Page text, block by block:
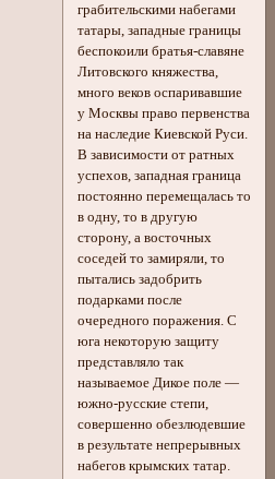
грабительскими набегами
татары, западные границы
беспокоили братья-славяне
Литовского княжества,
много веков оспаривавшие
у Москвы право первенства
на наследие Киевской Руси.
В зависимости от ратных
успехов, западная граница
постоянно перемещалась то
в одну, то в другую
сторону, а восточных
соседей то замиряли, то
пытались задобрить
подарками после
очередного поражения. С
юга некоторую защиту
представляло так
называемое Дикое поле —
южно-русские степи,
совершенно обезлюдевшие
в результате непрерывных
набегов крымских татар.